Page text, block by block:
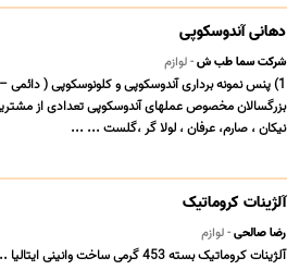
دهانی آندوسکوپی
شرکت سما طب ش- لوازم
بزرگسالان مخصوص عملهای آندوسکوپی تعدادی از مشتریان
نیکان ، صارم، عرفان ، لولا گر ،گلست ... ...
آلژینات کروماتیک
رضا صالحی- لوازم
آلژینات کروماتیک بسته 453 گرمی ساخت وانینی ایتالیا ...